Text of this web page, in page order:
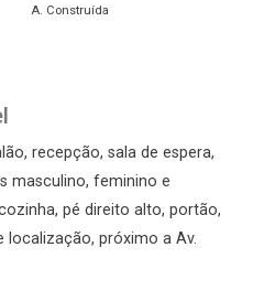
A. Construída
recepção, sala de espera,
masculino, feminino e
pé direito alto, portão,
localização, próximo a Av.